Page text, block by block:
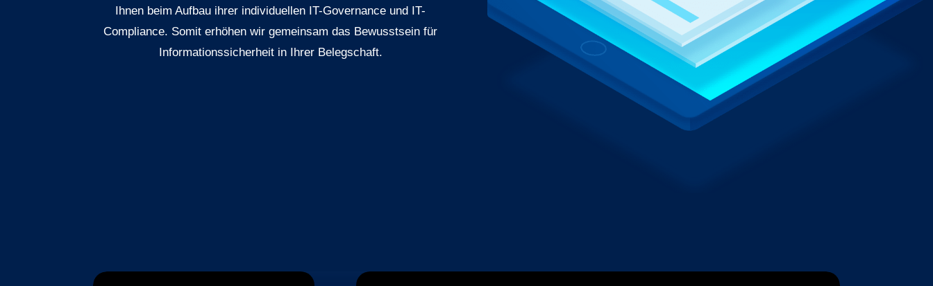
Ihnen beim Aufbau ihrer individuellen IT-Governance und IT-
Compliance. Somit erhöhen wir gemeinsam das Bewusstsein für
Informationssicherheit in Ihrer Belegschaft.